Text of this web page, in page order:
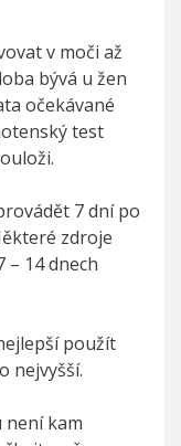
v moči až
bývá u žen
očekávané
test
7 dní po
zdroje
14 dnech
použít
nejvyšší.
není kam